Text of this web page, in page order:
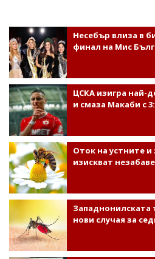
Несебър влиза в
финал на Мис
ЦСКА изигра най-
и смаза Макаби с
Оток на устните
изискват
Западнонилската
нови случая за